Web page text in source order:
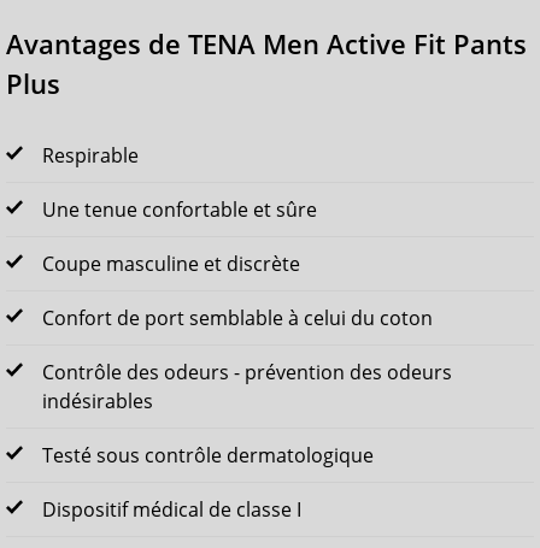
Avantages de TENA Men Active Fit Pants
Plus
Respirable
Une tenue confortable et sûre
Coupe masculine et discrète
Confort de port semblable à celui du coton
Contrôle des odeurs - prévention des odeurs
indésirables
Testé sous contrôle dermatologique
Dispositif médical de classe I